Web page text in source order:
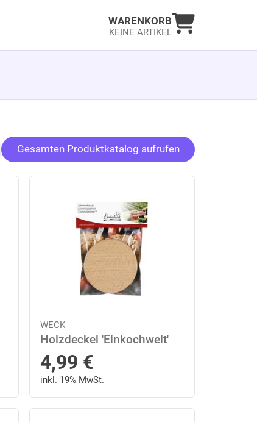
WARENKORB
KEINE ARTIKEL
Warenkorb
Gesamten Produktkatalog aufrufen
WECK
Holzdeckel 'Einkochwelt'
4,99 €
inkl. 19% MwSt.